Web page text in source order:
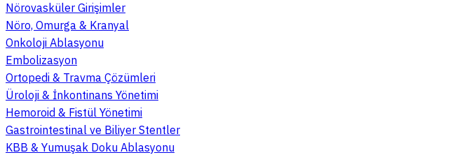
Nörovasküler Girişimler
Nöro, Omurga & Kranyal
Onkoloji Ablasyonu
Embolizasyon
Ortopedi & Travma Çözümleri
Üroloji & İnkontinans Yönetimi
Hemoroid & Fistül Yönetimi
Gastrointestinal ve Biliyer Stentler
KBB & Yumuşak Doku Ablasyonu